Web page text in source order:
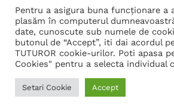
Lista Firme
Transcription Software
Găzduire web
Pentru a asigura buna funcționare a
plasăm în computerul
date, cunoscute sub numele de
butonul de “Accept”, iti dai acordul
TUTUROR cookie-urilor. Poti apasa
Cookies" pentru a selecta individual
Setari Cookie Accept